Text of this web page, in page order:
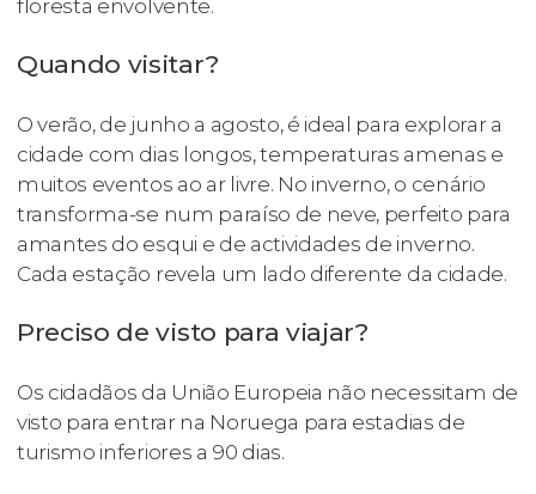
floresta envolvente.
Quando visitar?
O verão, de junho a agosto, é ideal para explorar a
cidade com dias longos, temperaturas amenas e
muitos eventos ao ar livre. No inverno, o cenário
transforma-se num paraíso de neve, perfeito para
amantes do esqui e de actividades de inverno.
Cada estação revela um lado diferente da cidade.
Preciso de visto para viajar?
Os cidadãos da União Europeia não necessitam de
visto para entrar na Noruega para estadias de
turismo inferiores a 90 dias.